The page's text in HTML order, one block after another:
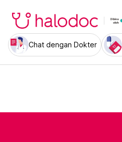
Chat dengan Dokter